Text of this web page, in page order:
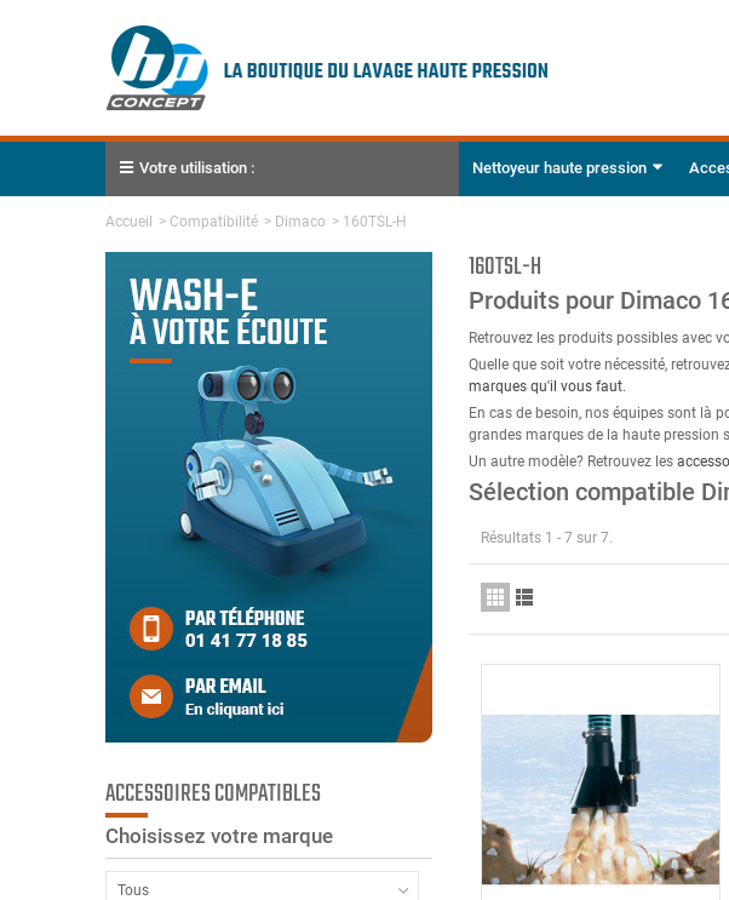
Votre utilisation : Nettoyeur haute pression
Accueil > Compatibilité > Dimaco > 160TSL-H
ACCESSOIRES COMPATIBLES
Choisissez votre marque
Tous
160TSL-H
Produits pour Dimaco
Retrouvez les produits possibles avec
Quelle que soit votre nécessité,
marques qu'il vous faut.
En cas de besoin, nos équipes sont là
grandes marques de la haute pression
Un autre modèle? Retrouvez les
Sélection compatible
Résultats 1 - 7 sur 7.